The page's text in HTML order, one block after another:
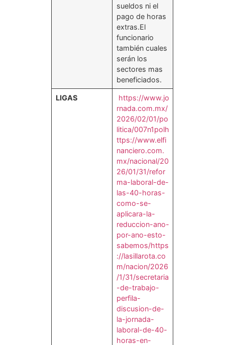
sueldos ni el
pago de horas
extras.El
funcionario
también cuales
serán los
sectores mas
beneficiados.
LIGAS
https://www.jo
rnada.com.mx/
2026/02/01/po
litica/007n1polh
ttps://www.elfi
nanciero.com.
mx/nacional/20
26/01/31/refor
ma-laboral-de-
las-40-horas-
como-se-
aplicara-la-
reduccion-ano-
por-ano-esto-
sabemos/https
://lasillarota.co
m/nacion/2026
/1/31/secretaria
-de-trabajo-
perfila-
discusion-de-
la-jornada-
laboral-de-40-
horas-en-